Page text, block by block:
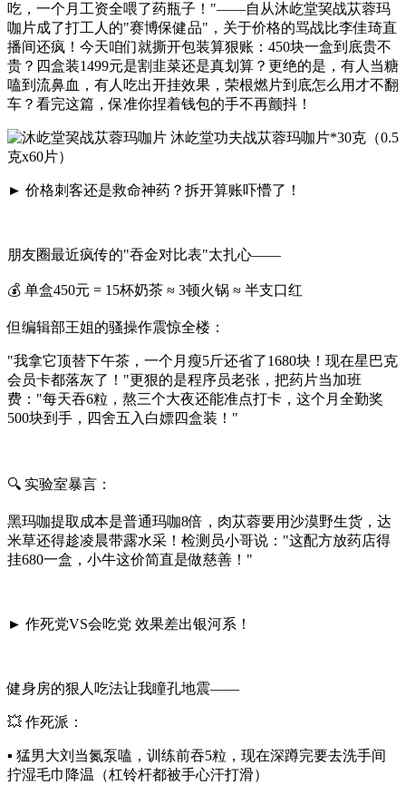
吃，一个月工资全喂了药瓶子！"——自从沐屹堂巭战苁蓉玛
咖片成了打工人的"赛博保健品"，关于价格的骂战比李佳琦直
播间还疯！今天咱们就撕开包装算狠账：450块一盒到底贵不
贵？四盒装1499元是割韭菜还是真划算？更绝的是，有人当糖
嗑到流鼻血，有人吃出开挂效果，荣根燃片到底怎么用才不翻
车？看完这篇，保准你捏着钱包的手不再颤抖！
► ‌价格刺客还是救命神药？拆开算账吓懵了！‌
朋友圈最近疯传的"吞金对比表"太扎心——
💰 ‌单盒450元‌ = 15杯奶茶 ≈ 3顿火锅 ≈ 半支口红
但编辑部王姐的骚操作震惊全楼：
"我拿它顶替下午茶，一个月瘦5斤还省了1680块！现在星巴克
会员卡都落灰了！"更狠的是程序员老张，把药片当加班
费："每天吞6粒，熬三个大夜还能准点打卡，这个月全勤奖
500块到手，四舍五入白嫖四盒装！"
🔍 ‌实验室暴言‌：
黑玛咖提取成本是普通玛咖8倍，肉苁蓉要用沙漠野生货，达
米草还得趁凌晨带露水采！检测员小哥说："这配方放药店得
挂680一盒，小牛这价简直是做慈善！"
► ‌作死党VS会吃党 效果差出银河系！‌
健身房的狠人吃法让我瞳孔地震——
💥 ‌作死派‌：
▪ 猛男大刘当氮泵嗑，训练前吞5粒，现在深蹲完要去洗手间
拧湿毛巾降温（杠铃杆都被手心汗打滑）